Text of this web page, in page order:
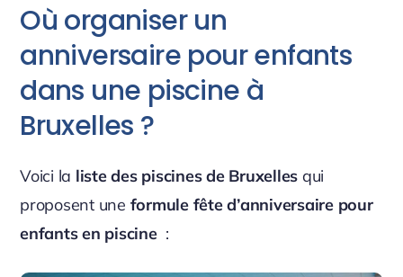
Où organiser un
anniversaire pour enfants
dans une piscine à
Bruxelles ?
Voici la liste des piscines de Bruxelles qui
proposent une formule fête d’anniversaire pour
enfants en piscine :